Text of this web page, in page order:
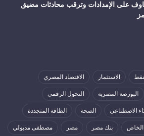
على الإمدادات وترقب محادثات مضيق
الاستثمار الاقتصاد المصري
البورصة المصرية التحول الرقمي
الاصطناعي الصحة الطاقة المتجددة
الخاص بنك مصر مصر مصطفى مدبولي